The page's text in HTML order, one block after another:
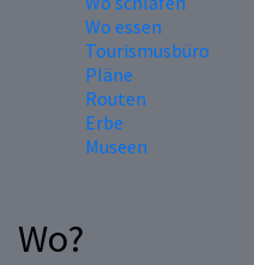
Wo essen
Tourismusbüro
Pläne
Routen
Erbe
Museen
Wo?